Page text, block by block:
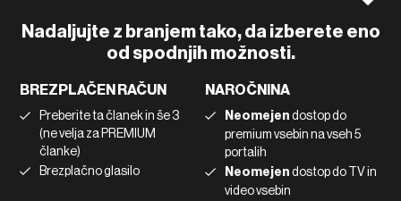
Nadaljujte z branjem tako, da izberete eno
od spodnjih možnosti.
BREZPLAČEN RAČUN
Preberite ta članek in še 3
(ne velja za PREMIUM
članke)
Brezplačno glasilo
NAROČNINA
Neomejendostop do
premium vsebin na vseh 5
portalih
Neomejendostop do TV in
video vsebin
Piškotki
Marketing
Uporaba umetne inteligence
Instagram
Linkedin
Tiktok
©2022 - 2026 Bloomberg L.P. All Rights Reserved. BLOOMBERG and
the BLOOMBERG logo are registered trademarks and service marks of